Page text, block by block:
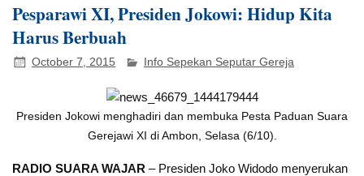
Pesparawi XI, Presiden Jokowi: Hidup Kita
Harus Berbuah
October 7, 2015 Info Sepekan Seputar Gereja
Presiden Jokowi menghadiri dan membuka Pesta Paduan Suara
Gerejawi XI di Ambon, Selasa (6/10).
RADIO SUARA WAJAR – Presiden Joko Widodo menyerukan